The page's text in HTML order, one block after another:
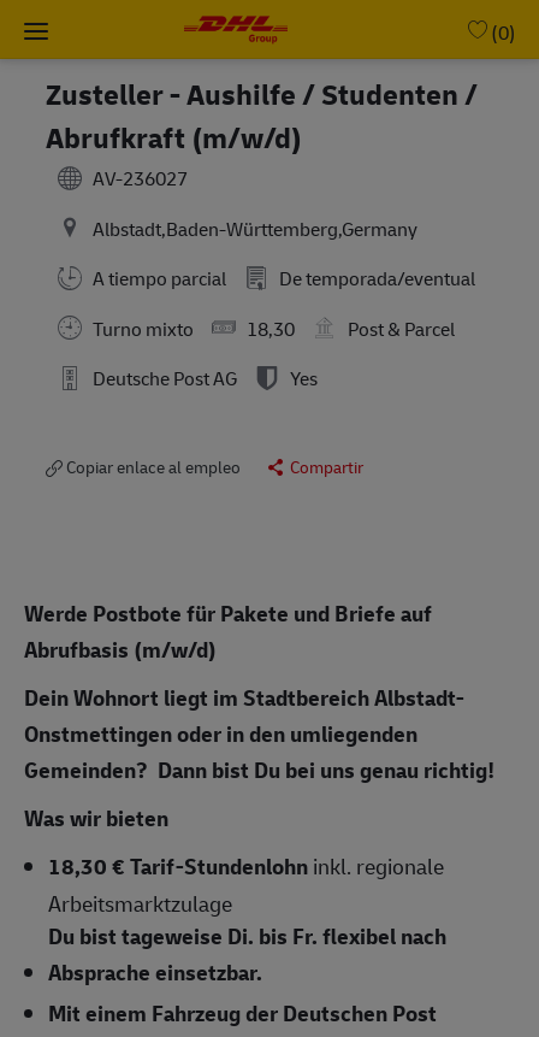
Skip to main content
(0)
Zusteller - Aushilfe / Studenten /
Abrufkraft (m/w/d)
AV-236027
Albstadt,Baden-Württemberg,Germany
A tiempo parcial
De temporada/eventual
Turno mixto
18,30
Post & Parcel
Deutsche Post AG
Yes
Copiar enlace al empleo Compartir
Werde Postbote für Pakete und Briefe auf
Abrufbasis (m/w/d)
DeinWohnort liegt im Stadtbereich Albstadt-
Onstmettingen oder in den umliegenden
Gemeinden? Dann bist Du bei uns genau richtig!
Was wir bieten
18,30 € Tarif-Stundenlohninkl. regionale
Arbeitsmarktzulage
Du bist tageweise Di. bis Fr. flexibel nach
Absprache einsetzbar.
Mit einem Fahrzeug der Deutschen Post